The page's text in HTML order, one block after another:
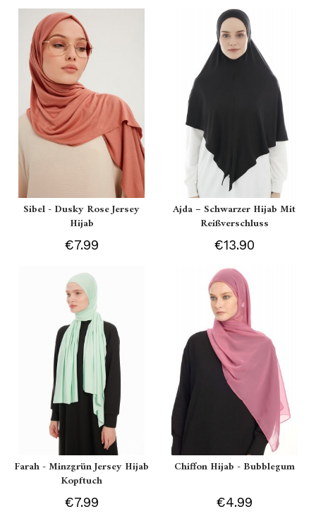
Sibel - Dusky Rose Jersey
Hijab
€7.99
Ajda – Schwarzer Hijab Mit
Reißverschluss
€13.90
Farah - Minzgrün Jersey Hijab
Kopftuch
€7.99
Chiffon Hijab - Bubblegum
€4.99